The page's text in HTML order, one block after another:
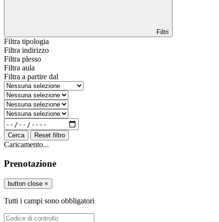
Filtri
Filtra tipologia
Filtra indirizzo
Filtra plesso
Filtra aula
Filtra a partire dal
Cerca Reset filtro
Caricamento...
Prenotazione
button close ×
Tutti i campi sono obbligatori